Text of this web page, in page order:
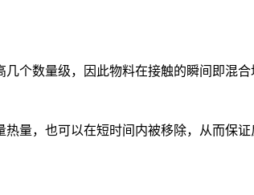
数量级，因此物料在接触的瞬间即混合
，也可以在短时间内被移除，从而保